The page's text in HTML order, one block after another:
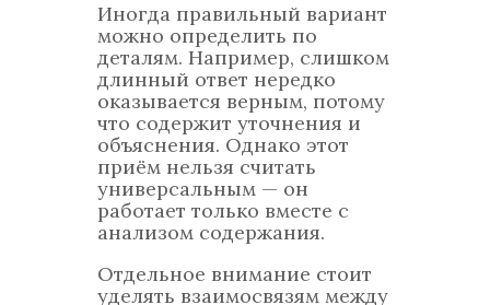
Иногда правильный вариант
можно определить по
деталям. Например, слишком
длинный ответ нередко
оказывается верным, потому
что содержит уточнения и
объяснения. Однако этот
приём нельзя считать
универсальным — он
работает только вместе с
анализом содержания.
Отдельное внимание стоит
уделять взаимосвязям между